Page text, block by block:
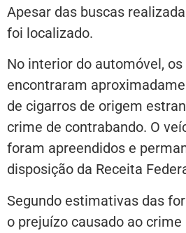
Apesar das buscas
foi localizado.
No interior do automóvel,
encontraram
de cigarros de origem
crime de contrabando. O
foram apreendidos e
disposição da Receita
Segundo estimativas das
o prejuízo causado ao